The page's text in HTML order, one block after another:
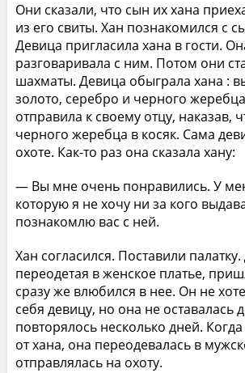
Они сказали, что сын их хана
из его свиты. Хан познакомился с
Девица пригласила хана в гости.
разговаривала с ним. Потом они
шахматы. Девица обыграла хана :
золото, серебро и черного
отправила к своему отцу, наказав,
черного жеребца в косяк. Сама
охоте. Как-то раз она сказала хану:
— Вы мне очень понравились. У
которую я не хочу ни за кого
познакомлю вас с ней.
Хан согласился. Поставили
переодетая в женское платье,
сразу же влюбился в нее. Он не
себя девицу, но она не оставалась
повторялось несколько дней.
от хана, она переодевалась в
отправлялась на охоту.